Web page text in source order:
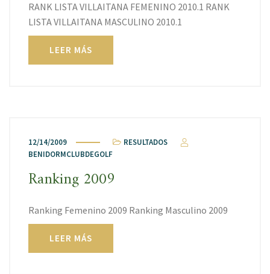
RANK LISTA VILLAITANA FEMENINO 2010.1 RANK
LISTA VILLAITANA MASCULINO 2010.1
LEER MÁS
12/14/2009
RESULTADOS
BENIDORMCLUBDEGOLF
Ranking 2009
Ranking Femenino 2009 Ranking Masculino 2009
LEER MÁS